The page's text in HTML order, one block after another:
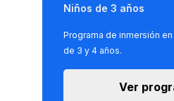
Niños de 3 años
Programa de inmersión
de 3 y 4 años.
Ver